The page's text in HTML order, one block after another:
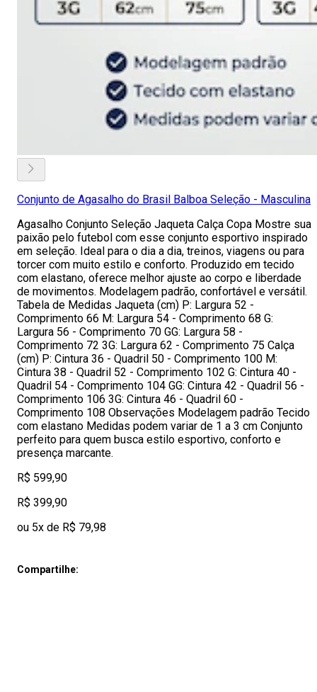
Conjunto de Agasalho do Brasil Balboa Seleção - Masculina
Agasalho Conjunto Seleção Jaqueta Calça Copa Mostre sua
paixão pelo futebol com esse conjunto esportivo inspirado
em seleção. Ideal para o dia a dia, treinos, viagens ou para
torcer com muito estilo e conforto. Produzido em tecido
com elastano, oferece melhor ajuste ao corpo e liberdade
de movimentos. Modelagem padrão, confortável e versátil.
Tabela de Medidas Jaqueta (cm) P: Largura 52 -
Comprimento 66 M: Largura 54 - Comprimento 68 G:
Largura 56 - Comprimento 70 GG: Largura 58 -
Comprimento 72 3G: Largura 62 - Comprimento 75 Calça
(cm) P: Cintura 36 - Quadril 50 - Comprimento 100 M:
Cintura 38 - Quadril 52 - Comprimento 102 G: Cintura 40 -
Quadril 54 - Comprimento 104 GG: Cintura 42 - Quadril 56 -
Comprimento 106 3G: Cintura 46 - Quadril 60 -
Comprimento 108 Observações Modelagem padrão Tecido
com elastano Medidas podem variar de 1 a 3 cm Conjunto
perfeito para quem busca estilo esportivo, conforto e
presença marcante.
R$ 599,90
R$ 399,90
ou 5x de R$ 79,98
Compartilhe: